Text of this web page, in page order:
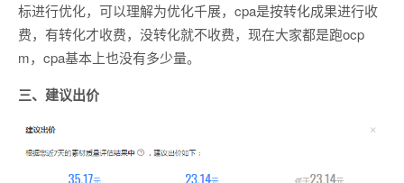
标进行优化，可以理解为优化千展，cpa是按转化成果进行收
费，有转化才收费，没转化就不收费，现在大家都是跑ocp
m，cpa基本上也没有多少量。
三、建议出价